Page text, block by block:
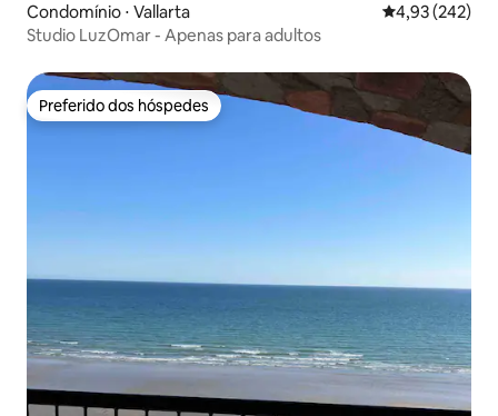
Condomínio ⋅ Vallarta 4,93 de uma
4,93 (242)
Studio LuzOmar - Apenas para adultos
Preferido dos hóspedes
Preferido dos hóspedes